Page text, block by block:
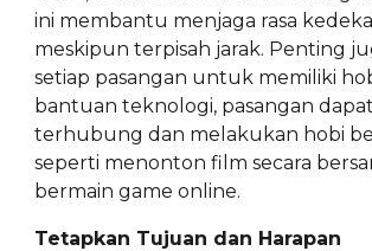
ini membantu menjaga rasa
meskipun terpisah jarak. Penting
setiap pasangan untuk memiliki
bantuan teknologi, pasangan
terhubung dan melakukan hobi
seperti menonton film secara
bermain game online.
Tetapkan Tujuan dan Harapan